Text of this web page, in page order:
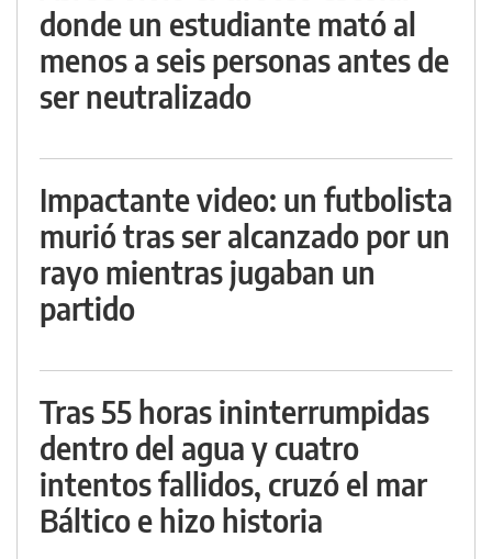
donde un estudiante mató al
menos a seis personas antes de
ser neutralizado
Impactante video: un futbolista
murió tras ser alcanzado por un
rayo mientras jugaban un
partido
Tras 55 horas ininterrumpidas
dentro del agua y cuatro
intentos fallidos, cruzó el mar
Báltico e hizo historia